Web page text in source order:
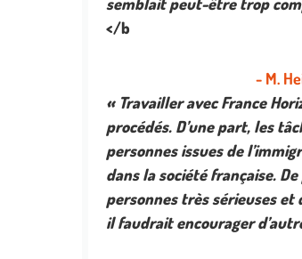
</b
- M.
« Travailler avec France
procédés. D’une part, les
personnes issues de
dans la société française.
personnes très sérieuses et
il faudrait encourager